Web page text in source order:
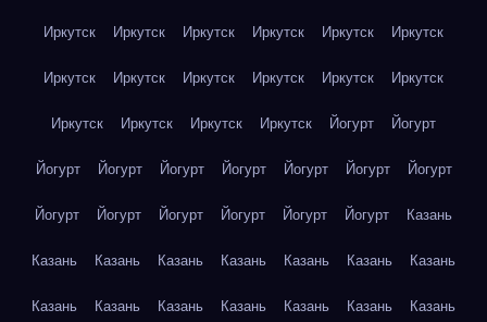
Иркутск Иркутск Иркутск Иркутск Иркутск Иркутск
Иркутск Иркутск Иркутск Иркутск Иркутск Иркутск
Иркутск Иркутск Иркутск Иркутск Йогурт Йогурт
Йогурт Йогурт Йогурт Йогурт Йогурт Йогурт Йогурт
Йогурт Йогурт Йогурт Йогурт Йогурт Йогурт Казань
Казань Казань Казань Казань Казань Казань Казань
Казань Казань Казань Казань Казань Казань Казань